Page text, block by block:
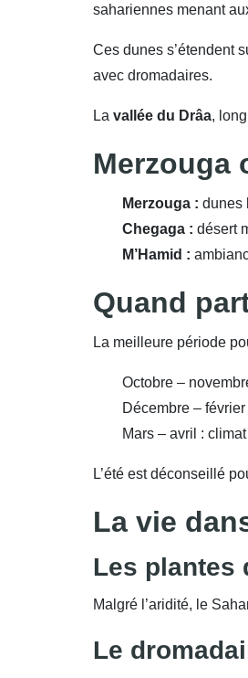
sahariennes menant
Ces dunes s’étendent
avec dromadaires.
La vallée du Drâa,
Merzouga
Merzouga : dunes
Chegaga : désert
M’Hamid :
Quand
La meilleure période
Octobre –
Décembre –
Mars – avril :
L’été est déconseillé
La vie
Les plantes
Malgré l’aridité, le
Le